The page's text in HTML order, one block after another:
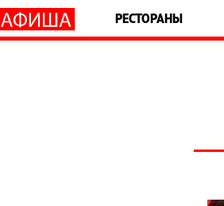
РЕСТОРАНЫ